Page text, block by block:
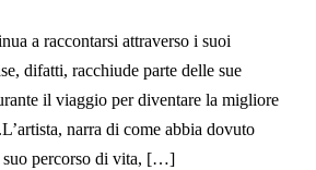
a raccontarsi attraverso i suoi
difatti, racchiude parte delle sue
il viaggio per diventare la migliore
narra di come abbia dovuto
suo percorso di vita, […]